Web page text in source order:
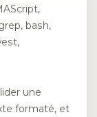
bash,
une
formaté, et